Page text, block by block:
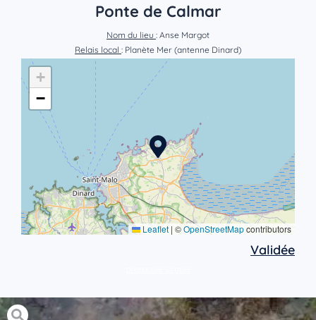
Ponte de Calmar
Nom du lieu : Anse Margot
Relais local : Planète Mer (antenne Dinard)
+
−
Leaflet | ©OpenStreetMapcontributors
Validée